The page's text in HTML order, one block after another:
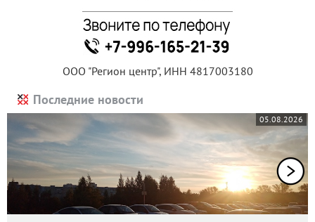
ООО "Регион центр", ИНН 4817003180
Последние новости
05.08.2026